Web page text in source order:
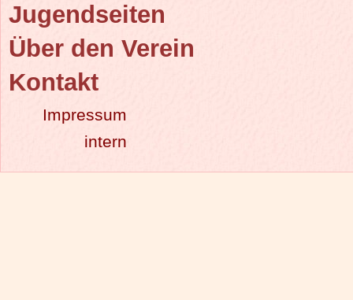
Jugendseiten
Über den Verein
Kontakt
Impressum
intern